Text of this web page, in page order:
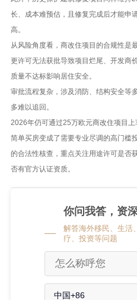
长、成本难预估，且修复完成后才能申
高。
从风险角度看，商改住项目的合规性是
更许可无法获批导致项目烂尾、开发商
质量不达标影响居住安全。
审批流程复杂，涉及消防、结构安全等
多难以追回。
2026年仍可通过25万欧元商改住项目
简单买房变成了需要专业尽调的高门槛
的合法性核查，重点关注用途许可是否
否有官方认证资质。
你问我答，资
解答海外移民、生活
疗、投资等问题
中国+86